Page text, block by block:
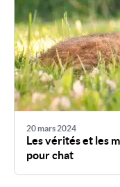
20 mars 2024
Les vérités et les
pour chat